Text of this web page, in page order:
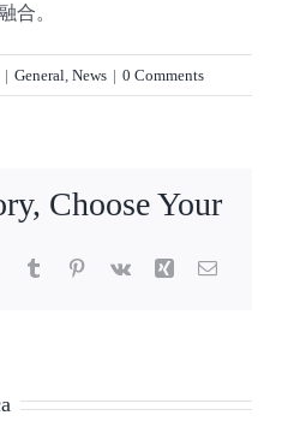
合。
| General News | 0 Comments
Choose Your
WhatsApp
Tumblr Pinterest
Vk Xing Email